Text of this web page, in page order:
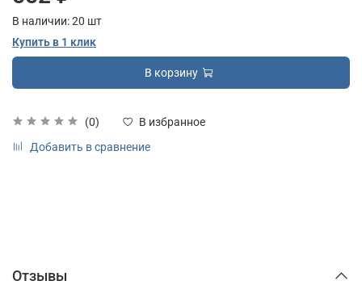
(0)
В избранное
Добавить в сравнение
В наличии:20 шт
Купить в 1 клик
В корзину
Отзывы